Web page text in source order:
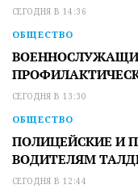
СЕГОДНЯ В 14:36
ОБЩЕСТВО
СЕГОДНЯ В 13:30
ОБЩЕСТВО
ПОЛИЦЕЙСКИЕ И
ВОДИТЕЛЯМ
СЕГОДНЯ В 12:44